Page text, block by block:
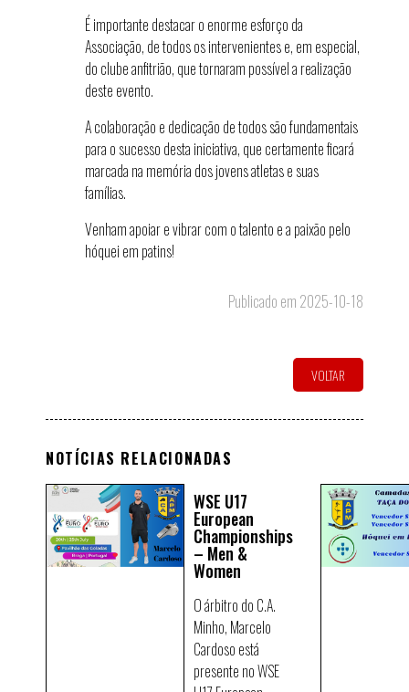
É importante destacar o enorme esforço da
Associação, de todos os intervenientes e, em especial,
do clube anfitrião, que tornaram possível a realização
deste evento.
A colaboração e dedicação de todos são fundamentais
para o sucesso desta iniciativa, que certamente ficará
marcada na memória dos jovens atletas e suas
famílias.
Venham apoiar e vibrar com o talento e a paixão pelo
hóquei em patins!
Publicado em 2025-10-18
VOLTAR
NOTÍCIAS RELACIONADAS
WSE U17
European
Championships
– Men &
Women
O árbitro do C.A.
Minho, Marcelo
Cardoso está
presente no WSE